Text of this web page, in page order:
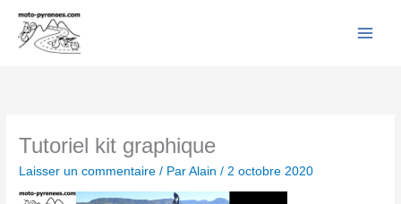
contenu
Tutoriel kit graphique
Laisser un commentaire / ParAlain/ 2 octobre 2020